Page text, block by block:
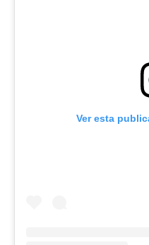
Ver esta